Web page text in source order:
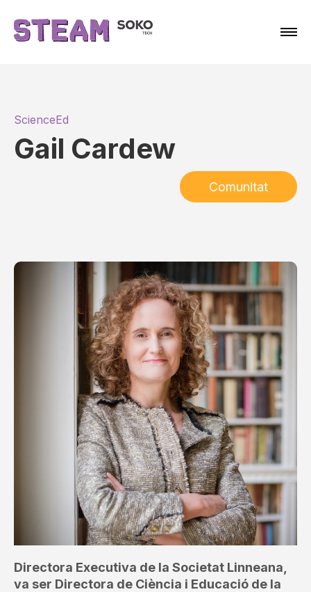
ScienceEd
Gail Cardew
Comunitat
Directora Executiva de la Societat Linneana,
va ser Directora de Ciència i Educació de la